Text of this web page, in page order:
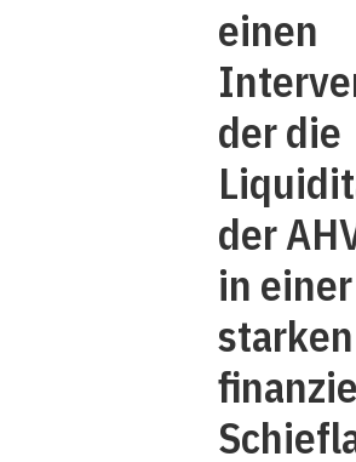
einen
der die
der
in einer
starken